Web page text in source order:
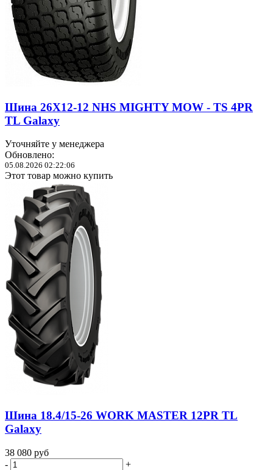
Шина 26X12-12 NHS MIGHTY MOW - TS 4PR
TL Galaxy
Уточняйте у менеджера
Обновлено:
05.08.2026 02:22:06
Этот товар можно купить
Шина 18.4/15-26 WORK MASTER 12PR TL
Galaxy
38 080 руб
-
+